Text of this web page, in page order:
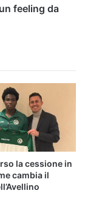
feeling da
la cessione in
cambia il